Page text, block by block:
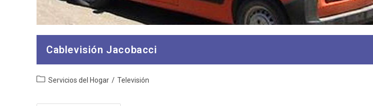
Cablevisión Jacobacci
Categoría
Servicios del Hogar / Televisión